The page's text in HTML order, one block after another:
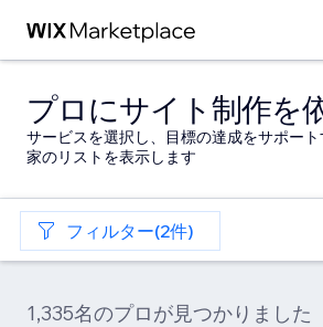
プロにサイト制作を
サービスを選択し、目標の達成をサポー
家のリストを表示します
フィルター(2件)
1,335名のプロが見つかりました